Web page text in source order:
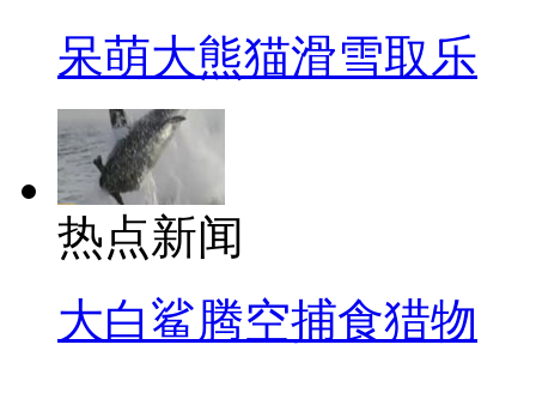
呆萌大熊猫滑雪取乐
热点新闻
大白鲨腾空捕食猎物